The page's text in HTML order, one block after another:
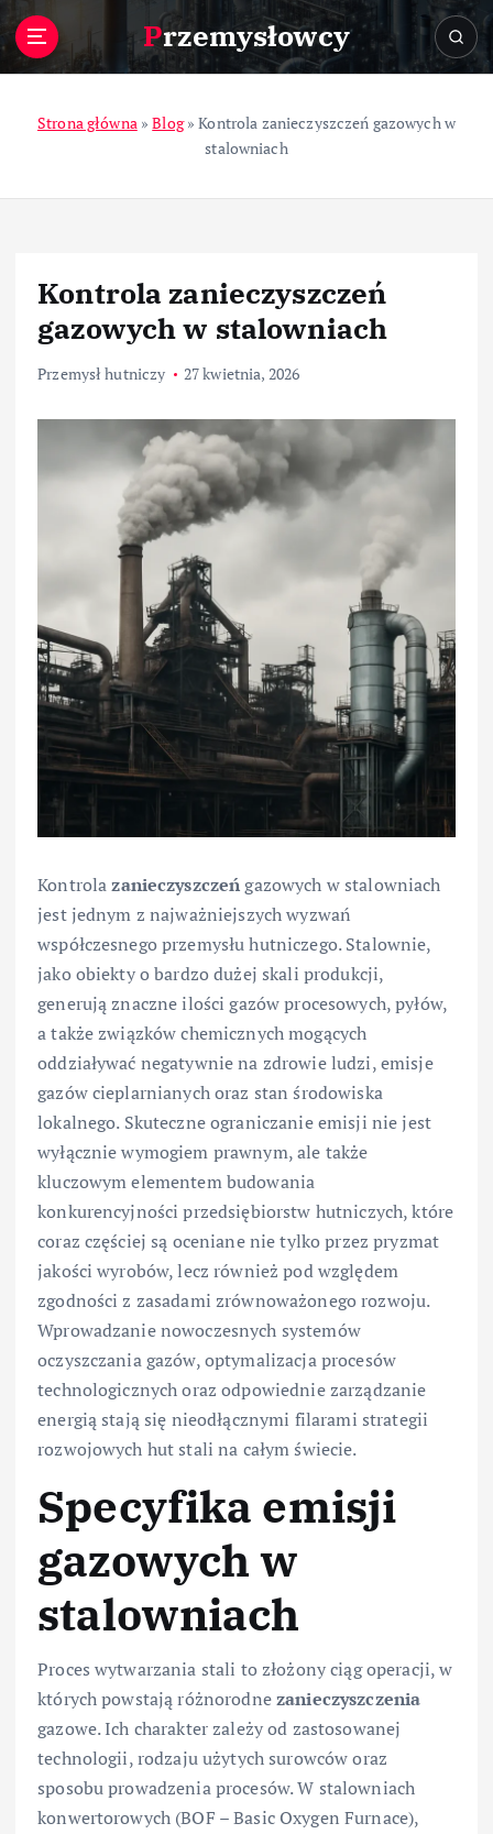
Przemysłowcy
Strona główna»Blog»Kontrola zanieczyszczeń gazowych w
stalowniach
Kontrola zanieczyszczeń
gazowych w stalowniach
Przemysł hutniczy 27 kwietnia, 2026
Kontrolazanieczyszczeńgazowych w stalowniach
jest jednym z najważniejszych wyzwań
współczesnego przemysłu hutniczego. Stalownie,
jako obiekty o bardzo dużej skali produkcji,
generują znaczne ilości gazów procesowych, pyłów,
a także związków chemicznych mogących
oddziaływać negatywnie na zdrowie ludzi, emisje
gazów cieplarnianych oraz stan środowiska
lokalnego. Skuteczne ograniczanie emisji nie jest
wyłącznie wymogiem prawnym, ale także
kluczowym elementem budowania
konkurencyjności przedsiębiorstw hutniczych, które
coraz częściej są oceniane nie tylko przez pryzmat
jakości wyrobów, lecz również pod względem
zgodności z zasadami zrównoważonego rozwoju.
Wprowadzanie nowoczesnych systemów
oczyszczania gazów, optymalizacja procesów
technologicznych oraz odpowiednie zarządzanie
energią stają się nieodłącznymi filarami strategii
rozwojowych hut stali na całym świecie.
Specyfika emisji
gazowych w
stalowniach
Proces wytwarzania stali to złożony ciąg operacji, w
których powstają różnorodnezanieczyszczenia
gazowe. Ich charakter zależy od zastosowanej
technologii, rodzaju użytych surowców oraz
sposobu prowadzenia procesów. W stalowniach
konwertorowych (BOF – Basic Oxygen Furnace),